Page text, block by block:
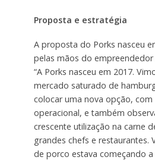
Proposta e estratégia
A proposta do Porks nasceu
pelas mãos do empreendedor
“A Porks nasceu em 2017.
mercado saturado de
colocar uma nova opção,
operacional, e também
crescente utilização na carne
grandes chefs e restaurantes.
de porco estava começando